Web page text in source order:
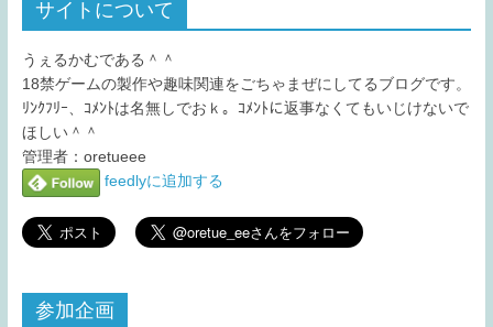
サイトについて
うぇるかむである＾＾
18禁ゲームの製作や趣味関連をごちゃまぜにしてるブログです。
ﾘﾝｸﾌﾘｰ、ｺﾒﾝﾄは名無しでおｋ。ｺﾒﾝﾄに返事なくてもいじけないで
ほしい＾＾
管理者：oretueee
feedlyに追加する
参加企画